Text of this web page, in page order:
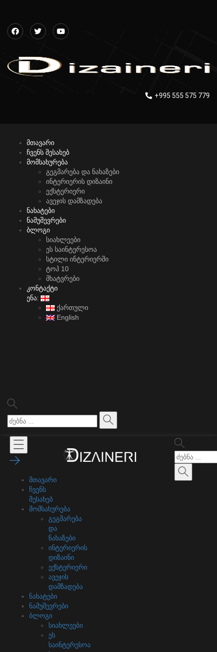
+995 555 575 779
მთავარი
ჩვენს შესახებ
მომსახურება
გეგმარება და ნახაზები
ინტერიერის დიზაინი
ექსტერიერი
ავეჯის დამზადება
ნახატები
ნამუშევრები
ბლოგი
სიახლეები
ეს საინტერესოა
სტილი ინტერიერში
ტოპ 10
მხატვრები
კონტაქტი
ენა:
ქართული
English
მთავარი
ჩვენს
შესახებ
მომსახურება
გეგმარება
და
ნახაზები
ინტერიერის
დიზაინი
ექსტერიერი
ავეჯის
დამზადება
ნახატები
ნამუშევრები
ბლოგი
სიახლეები
ეს
საინტერესოა